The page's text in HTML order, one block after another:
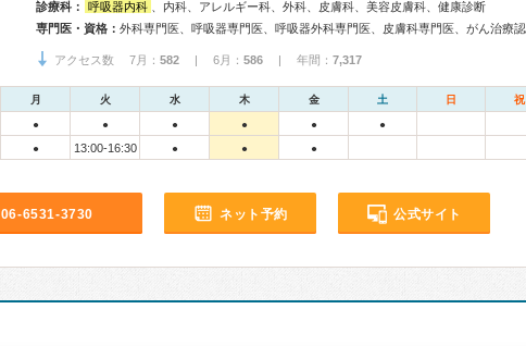
診療科： 呼吸器内科
、内科、アレルギー科、外科、皮膚科、美容皮膚科、健康診断
専門医・資格：
アクセス数 7月： 582 | 6月： 586 | 年間： 7,317
月 火 水 木 金 土 日 祝
● ● ● ● ● ●
● 13:00-16:30 ● ● ●
06-6531-3730 ネット予約 公式サイト